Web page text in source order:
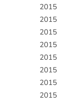
2015
2015
2015
2015
2015
2015
2015
2015